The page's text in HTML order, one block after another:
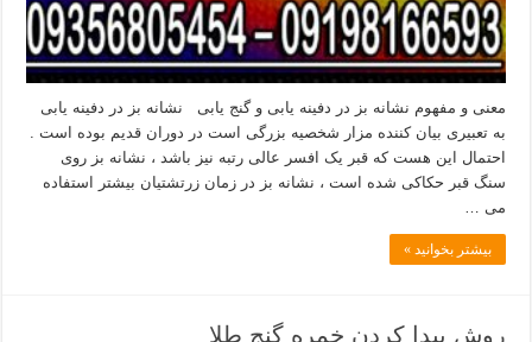
معنی و مفهوم نشانه بز در دفینه یابی و گنج یابی نشانه بز در دفینه یابی
به تعبیری بیان کننده مزار شخصیه بزرگی است در دوران قدیم بوده است .
احتمال این هست که قبر یک افسر عالی رتبه نیز باشد ، نشانه بز روی
سنگ قبر حکاکی شده است ، نشانه بز در زمان زرتشتیان بیشتر استفاده
می …
بیشتر بخوانید »
روش پیدا کردن خمره گنج طلا